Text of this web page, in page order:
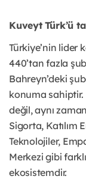
Kuveyt Türk’ü
Türkiye’nin lider
440’tan fazla
Bahreyn’deki
konuma sahiptir.
değil, aynı
Sigorta, Katılım
Teknolojiler,
Merkezi gibi
ekosistemdir.